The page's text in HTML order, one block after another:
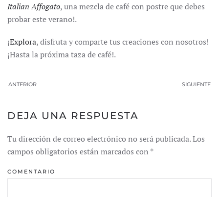
Italian Affogato, una mezcla de café con postre que debes
probar este verano!.
¡Explora, disfruta y comparte tus creaciones con nosotros!
¡Hasta la próxima taza de café!.
ANTERIOR SIGUIENTE
DEJA UNA RESPUESTA
Tu dirección de correo electrónico no será publicada. Los
campos obligatorios están marcados con *
COMENTARIO